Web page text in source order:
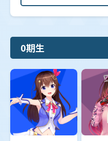
【hBP02】ブースタ
ラム」
【hBP01】ブースター
ンス」
0期生